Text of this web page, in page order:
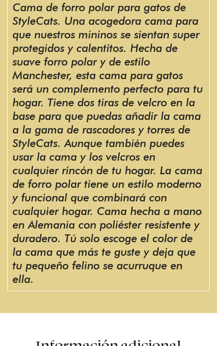
Cama de forro polar para gatos de
StyleCats. Una acogedora cama para
que nuestros mininos se sientan super
protegidos y calentitos. Hecha de
suave forro polar y de estilo
Manchester, esta cama para gatos
será un complemento perfecto para tu
hogar. Tiene dos tiras de velcro en la
base para que puedas añadir la cama
a la gama de rascadores y torres de
StyleCats. Aunque también puedes
usar la cama y los velcros en
cualquier rincón de tu hogar. La cama
de forro polar tiene un estilo moderno
y funcional que combinará con
cualquier hogar. Cama hecha a mano
en Alemania con poliéster resistente y
duradero. Tú solo escoge el color de
la cama que más te guste y deja que
tu pequeño felino se acurruque en
ella.